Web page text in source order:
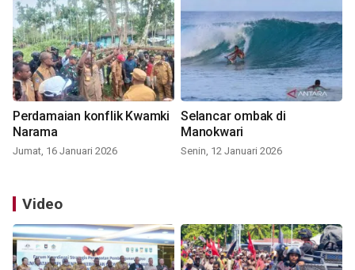
Perdamaian konflik Kwamki
Narama
Jumat, 16 Januari 2026
Selancar ombak di
Manokwari
Senin, 12 Januari 2026
Video